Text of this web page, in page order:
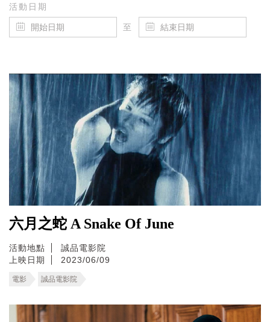
活動日期
至
六月之蛇 A Snake Of June
活動地點
誠品電影院
上映日期
2023/06/09
電影 誠品電影院